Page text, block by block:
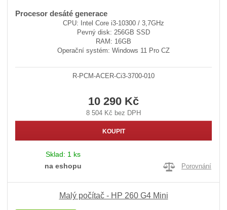
Procesor desáté generace
CPU: Intel Core i3-10300 / 3,7GHz
Pevný disk: 256GB SSD
RAM: 16GB
Operační systém: Windows 11 Pro CZ
R-PCM-ACER-Ci3-3700-010
10 290 Kč
8 504 Kč bez DPH
KOUPIT
Sklad: 1 ks
na eshopu
Porovnání
Malý počítač - HP 260 G4 Mini